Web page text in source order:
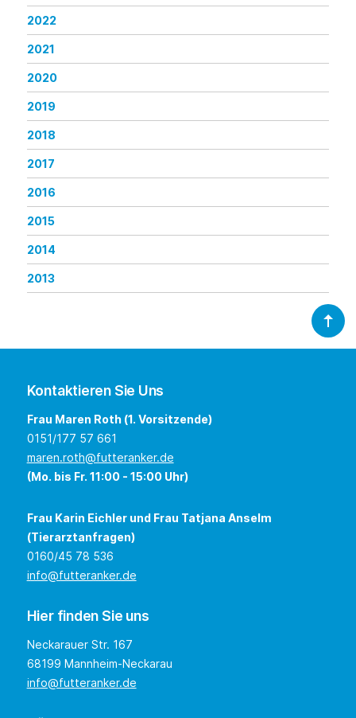
2022
2021
2020
2019
2018
2017
2016
2015
2014
2013
Kontaktieren Sie Uns
Frau Maren Roth (1. Vorsitzende)
0151/177 57 661
maren.roth@futteranker.de
(Mo. bis Fr. 11:00 - 15:00 Uhr)
Frau Karin Eichler und Frau Tatjana Anselm
(Tierarztanfragen)
0160/45 78 536
info@futteranker.de
Hier finden Sie uns
Neckarauer Str. 167
68199 Mannheim-Neckarau
info@futteranker.de